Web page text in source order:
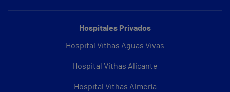
Hospitales Privados
Hospital Vithas Aguas Vivas
Hospital Vithas Alicante
Hospital Vithas Almería